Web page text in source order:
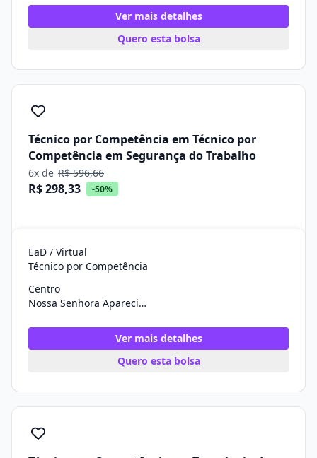
Ver mais detalhes
Quero esta bolsa
Técnico por Competência em Técnico por
Competência em Segurança do Trabalho
6x de R$ 596,66
R$ 298,33 -50%
EaD / Virtual
Técnico por Competência
Centro
Nossa Senhora Aparecida/SE
Ver mais detalhes
Quero esta bolsa